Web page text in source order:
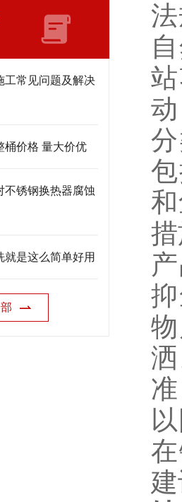
工常见问题及解决
桶价格 量大价优
不锈钢换热器腐蚀
是这么简单好用